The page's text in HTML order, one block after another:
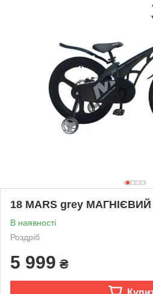
18 MARS grey
В наявності
Роздріб
5 999 ₴